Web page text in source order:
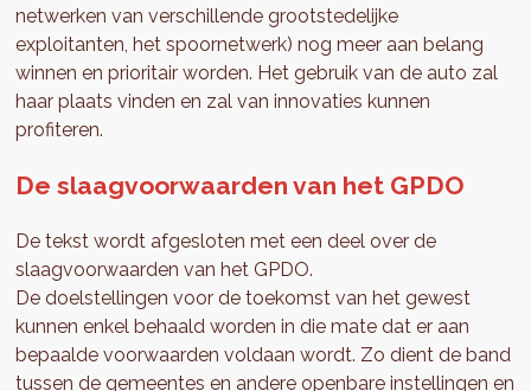
netwerken van verschillende grootstedelijke
exploitanten, het spoornetwerk) nog meer aan belang
winnen en prioritair worden. Het gebruik van de auto zal
haar plaats vinden en zal van innovaties kunnen
profiteren.
De slaagvoorwaarden van het GPDO
De tekst wordt afgesloten met een deel over de
slaagvoorwaarden van het GPDO.
De doelstellingen voor de toekomst van het gewest
kunnen enkel behaald worden in die mate dat er aan
bepaalde voorwaarden voldaan wordt. Zo dient de band
tussen de gemeentes en andere openbare instellingen en